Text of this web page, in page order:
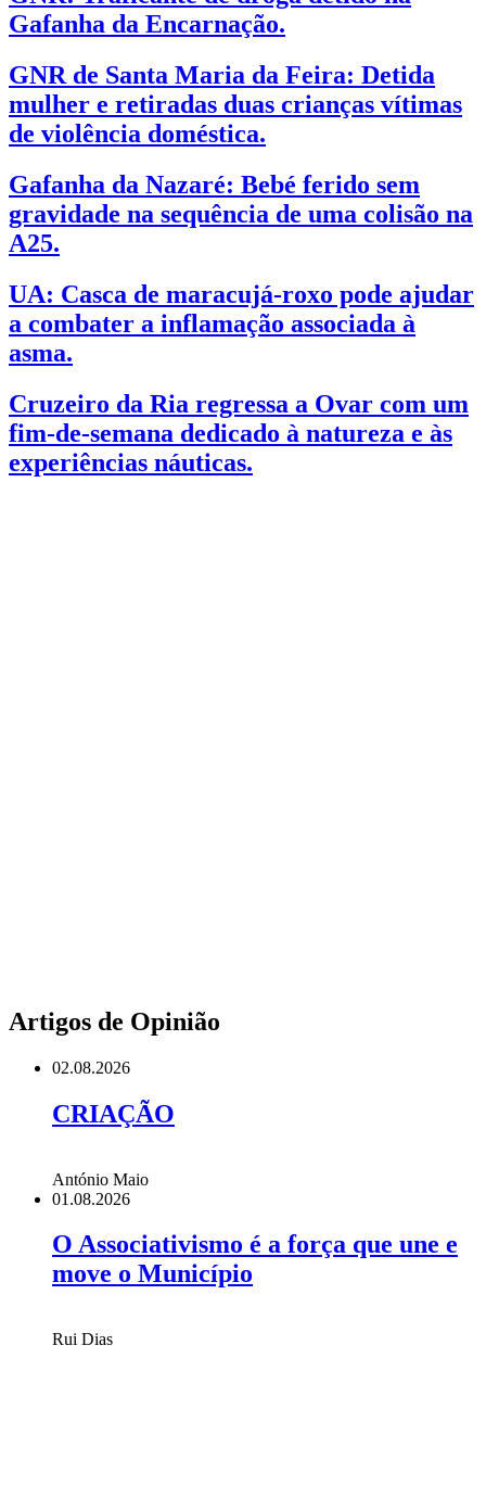
Gafanha da Encarnação.
GNR de Santa Maria da Feira: Detida
mulher e retiradas duas crianças vítimas
de violência doméstica.
Gafanha da Nazaré: Bebé ferido sem
gravidade na sequência de uma colisão na
A25.
UA: Casca de maracujá-roxo pode ajudar
a combater a inflamação associada à
asma.
Cruzeiro da Ria regressa a Ovar com um
fim-de-semana dedicado à natureza e às
experiências náuticas.
Artigos de Opinião
02.08.2026
CRIAÇÃO
António Maio
01.08.2026
O Associativismo é a força que une e
move o Município
Rui Dias